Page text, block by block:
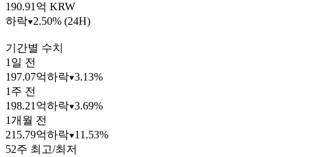
190.91 억 KRW
하락 2.50% (24H)
기간별 수치
1일 전
197.07억하락 3.13%
1주 전
198.21억하락 3.69%
1개월 전
215.79억하락 11.53%
52주 최고/최저